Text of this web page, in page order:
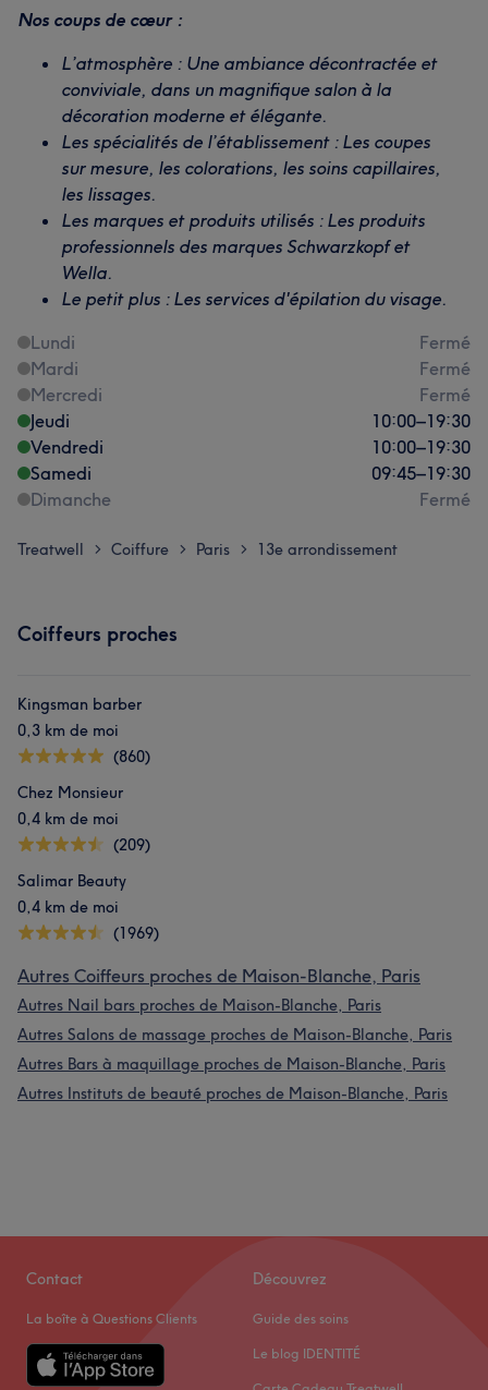
Nos coups de cœur :
L’atmosphère : Une ambiance décontractée et
conviviale, dans un magnifique salon à la
décoration moderne et élégante.
Les spécialités de l’établissement : Les coupes
sur mesure, les colorations, les soins capillaires,
les lissages.
Les marques et produits utilisés : Les produits
professionnels des marques Schwarzkopf et
Wella.
Le petit plus : Les services d'épilation du visage.
Lundi
Fermé
Mardi
Fermé
Mercredi
Fermé
Jeudi
10:00–19:30
Vendredi
10:00–19:30
Samedi
09:45–19:30
Dimanche
Fermé
Treatwell > Coiffure > Paris > 13e arrondissement
Coiffeurs proches
Kingsman barber
0,3 km de moi
(860)
Chez Monsieur
0,4 km de moi
(209)
Salimar Beauty
0,4 km de moi
(1969)
Autres Coiffeurs proches de Maison-Blanche, Paris
Autres Nail bars proches de Maison-Blanche, Paris
Autres Salons de massage proches de Maison-Blanche, Paris
Autres Bars à maquillage proches de Maison-Blanche, Paris
Autres Instituts de beauté proches de Maison-Blanche, Paris
Contact
La boîte à Questions Clients
Découvrez
Guide des soins
Le blog IDENTITÉ